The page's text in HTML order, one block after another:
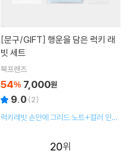
[문구/GIFT]
빗 세트
북프렌즈
54% 7,000원
9.0 (2)
럭키래빗 손안에 그리드 노트+컬러 인덱
20